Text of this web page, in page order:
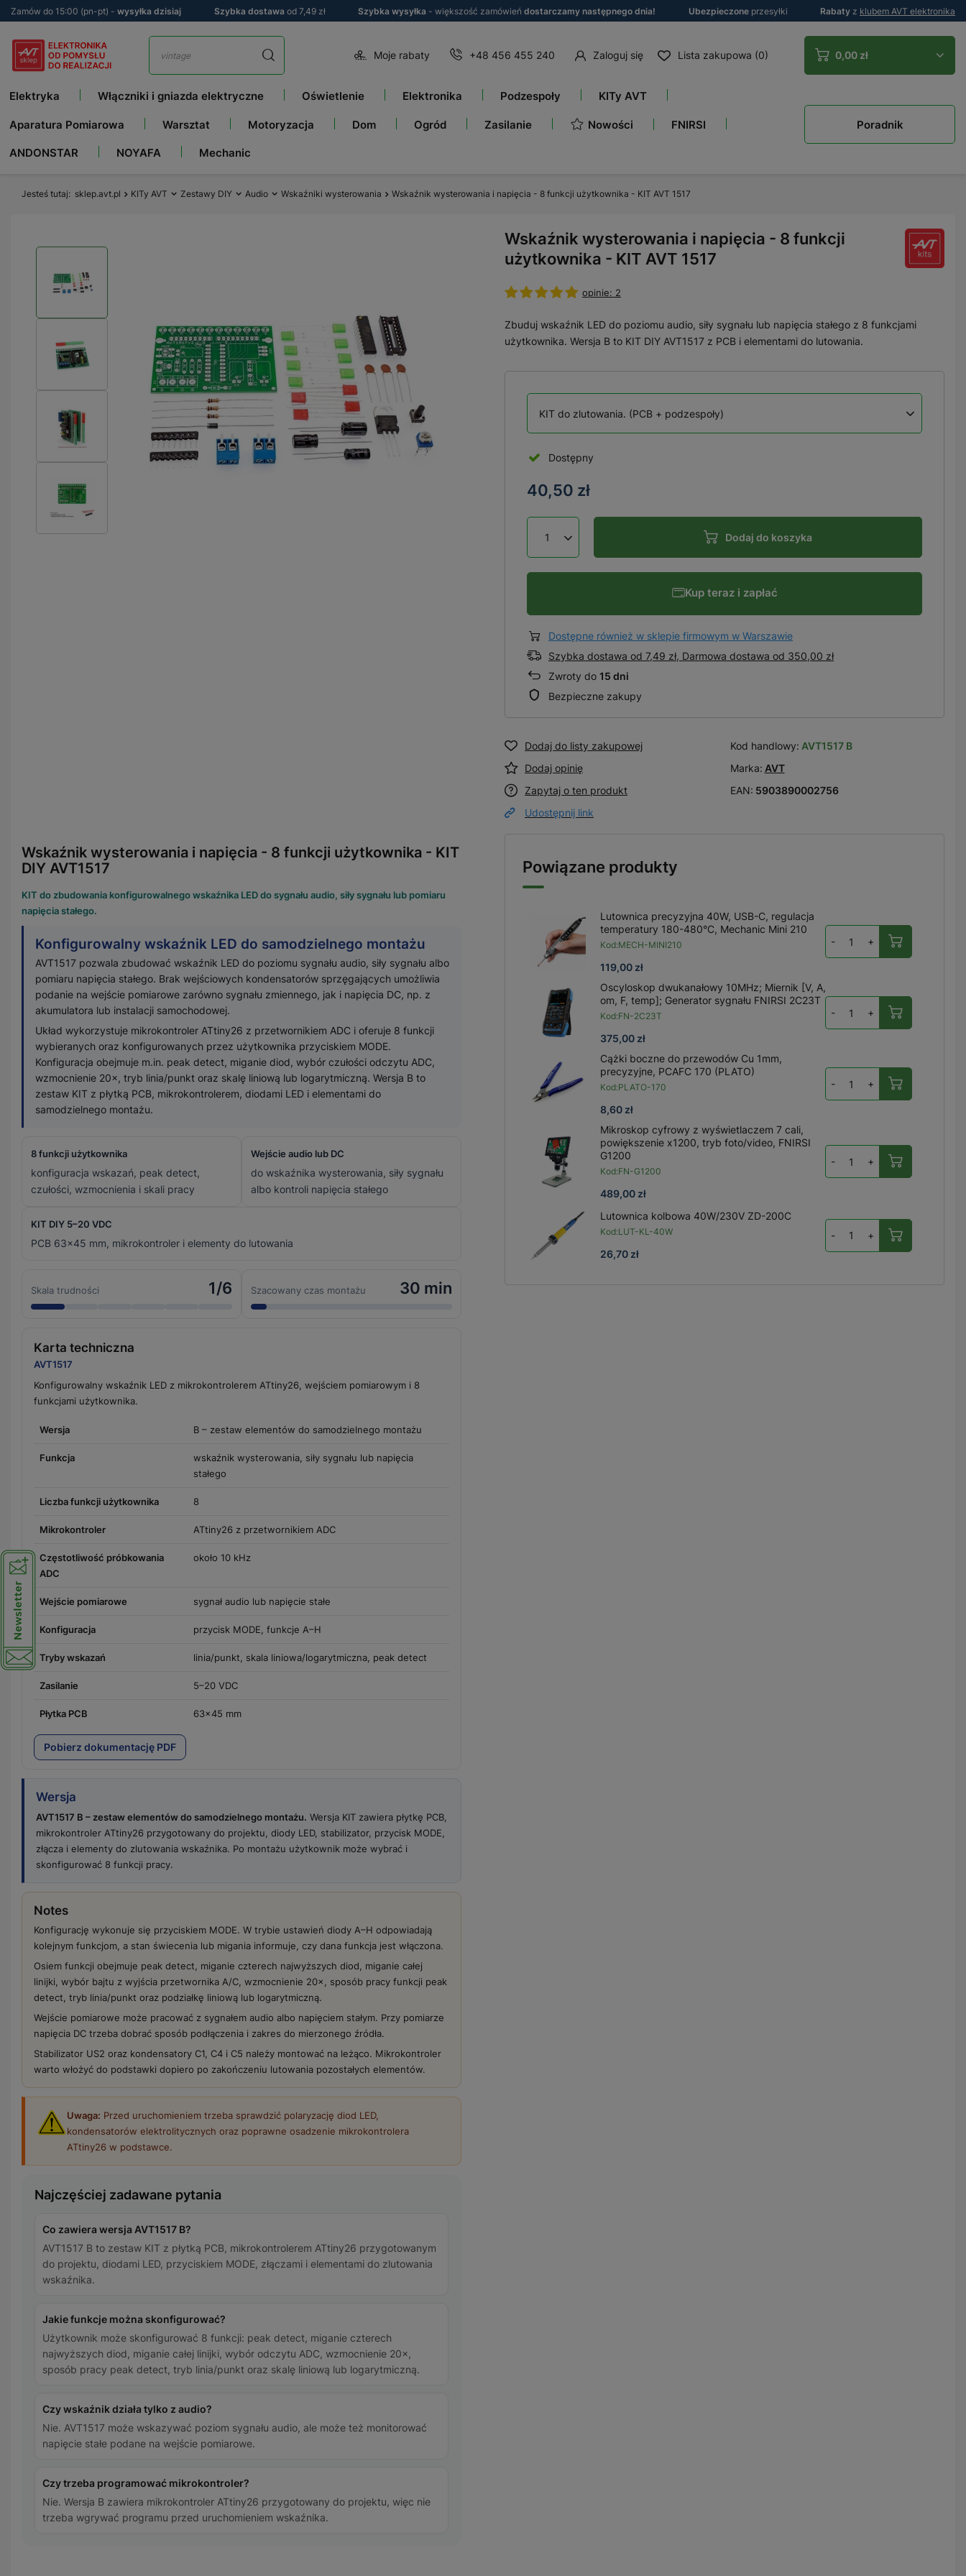
Zamów do 15:00 (pn-pt) - wysyłka dzisiaj Szybka dostawa od 7,49 zł Szybka wysyłka - większość zamówień dostarczamy następnego dnia! Ubezpieczone przesyłki Rabaty z klubem AVT elektronika
Moje rabaty +48 456 455 240 Zaloguj się Lista zakupowa (0) 0,00 zł
Elektryka Włączniki i gniazda elektryczne Oświetlenie Elektronika Podzespoły KITy AVT
Aparatura Pomiarowa Warsztat Motoryzacja Dom Ogród Zasilanie Nowości FNIRSI
ANDONSTAR NOYAFA Mechanic
Poradnik
Jesteś tutaj sklep.avt.pl KITy AVT Zestawy DIY Audio Wskaźniki wysterowania Wskaźnik wysterowania i napięcia - 8 funkcji użytkownika - KIT AVT 1517
Wskaźnik wysterowania i napięcia - 8 funkcji
użytkownika - KIT AVT 1517
opinie: 2
Zbuduj wskaźnik LED do poziomu audio, siły sygnału lub napięcia stałego z 8 funkcjami
użytkownika. Wersja B to KIT DIY AVT1517 z PCB i elementami do lutowania.
KIT do zlutowania. (PCB + podzespoły)
Dostępny
40,50 zł
Dodaj do koszyka
Kup teraz i zapłać
Dostępne również w sklepie firmowym w Warszawie
Szybka dostawa od 7,49 zł, Darmowa dostawa od 350,00 zł
Zwroty do 15 dni
Bezpieczne zakupy
Dodaj do listy zakupowej
Dodaj opinię
Zapytaj o ten produkt
Udostępnij link
Kod handlowy: AVT1517 B
Marka: AVT
EAN: 5903890002756
Wskaźnik wysterowania i napięcia - 8 funkcji użytkownika - KIT
DIY AVT1517
KIT do zbudowania konfigurowalnego wskaźnika LED do sygnału audio, siły sygnału lub pomiaru
napięcia stałego.
Konfigurowalny wskaźnik LED do samodzielnego montażu
AVT1517 pozwala zbudować wskaźnik LED do poziomu sygnału audio, siły sygnału albo
pomiaru napięcia stałego. Brak wejściowych kondensatorów sprzęgających umożliwia
podanie na wejście pomiarowe zarówno sygnału zmiennego, jak i napięcia DC, np. z
akumulatora lub instalacji samochodowej.
Układ wykorzystuje mikrokontroler ATtiny26 z przetwornikiem ADC i oferuje 8 funkcji
wybieranych oraz konfigurowanych przez użytkownika przyciskiem MODE.
Konfiguracja obejmuje m.in. peak detect, miganie diod, wybór czułości odczytu ADC,
wzmocnienie 20×, tryb linia/punkt oraz skalę liniową lub logarytmiczną. Wersja B to
zestaw KIT z płytką PCB, mikrokontrolerem, diodami LED i elementami do
samodzielnego montażu.
8 funkcji użytkownika
konfiguracja wskazań, peak detect,
czułości, wzmocnienia i skali pracy
Wejście audio lub DC
do wskaźnika wysterowania, siły sygnału
albo kontroli napięcia stałego
KIT DIY 5–20 VDC
PCB 63×45 mm, mikrokontroler i elementy do lutowania
Skala trudności 1/6 Szacowany czas montażu 30 min
Karta techniczna
AVT1517
Konfigurowalny wskaźnik LED z mikrokontrolerem ATtiny26, wejściem pomiarowym i 8
funkcjami użytkownika.
Wersja B – zestaw elementów do samodzielnego montażu
Funkcja
wskaźnik wysterowania, siły sygnału lub napięcia
stałego
Liczba funkcji użytkownika 8
Mikrokontroler ATtiny26 z przetwornikiem ADC
Częstotliwość próbkowania
ADC
około 10 kHz
Wejście pomiarowe sygnał audio lub napięcie stałe
Konfiguracja przycisk MODE, funkcje A–H
Tryby wskazań linia/punkt, skala liniowa/logarytmiczna, peak detect
Zasilanie 5–20 VDC
Płytka PCB 63×45 mm
Pobierz dokumentację PDF
Wersja
AVT1517 B – zestaw elementów do samodzielnego montażu. Wersja KIT zawiera płytkę PCB,
mikrokontroler ATtiny26 przygotowany do projektu, diody LED, stabilizator, przycisk MODE,
złącza i elementy do zlutowania wskaźnika. Po montażu użytkownik może wybrać i
skonfigurować 8 funkcji pracy.
Notes
Konfigurację wykonuje się przyciskiem MODE. W trybie ustawień diody A–H odpowiadają
kolejnym funkcjom, a stan świecenia lub migania informuje, czy dana funkcja jest włączona.
Osiem funkcji obejmuje peak detect, miganie czterech najwyższych diod, miganie całej
linijki, wybór bajtu z wyjścia przetwornika A/C, wzmocnienie 20×, sposób pracy funkcji peak
detect, tryb linia/punkt oraz podziałkę liniową lub logarytmiczną.
Wejście pomiarowe może pracować z sygnałem audio albo napięciem stałym. Przy pomiarze
napięcia DC trzeba dobrać sposób podłączenia i zakres do mierzonego źródła.
Stabilizator US2 oraz kondensatory C1, C4 i C5 należy montować na leżąco. Mikrokontroler
warto włożyć do podstawki dopiero po zakończeniu lutowania pozostałych elementów.
Uwaga: Przed uruchomieniem trzeba sprawdzić polaryzację diod LED,
kondensatorów elektrolitycznych oraz poprawne osadzenie mikrokontrolera
ATtiny26 w podstawce.
Najczęściej zadawane pytania
Co zawiera wersja AVT1517 B?
AVT1517 B to zestaw KIT z płytką PCB, mikrokontrolerem ATtiny26 przygotowanym
do projektu, diodami LED, przyciskiem MODE, złączami i elementami do zlutowania
wskaźnika.
Jakie funkcje można skonfigurować?
Użytkownik może skonfigurować 8 funkcji: peak detect, miganie czterech
najwyższych diod, miganie całej linijki, wybór odczytu ADC, wzmocnienie 20×,
sposób pracy peak detect, tryb linia/punkt oraz skalę liniową lub logarytmiczną.
Czy wskaźnik działa tylko z audio?
Nie. AVT1517 może wskazywać poziom sygnału audio, ale może też monitorować
napięcie stałe podane na wejście pomiarowe.
Czy trzeba programować mikrokontroler?
Nie. Wersja B zawiera mikrokontroler ATtiny26 przygotowany do projektu, więc nie
trzeba wgrywać programu przed uruchomieniem wskaźnika.
Powiązane produkty
Lutownica precyzyjna 40W, USB-C, regulacja
temperatury 180-480°C, Mechanic Mini 210
Kod:MECH-MINI210
119,00 zł
- +
Oscyloskop dwukanałowy 10MHz; Miernik [V, A,
om, F, temp]; Generator sygnału FNIRSI 2C23T
Kod:FN-2C23T
375,00 zł
- +
Cążki boczne do przewodów Cu 1mm,
precyzyjne, PCAFC 170 (PLATO)
Kod:PLATO-170
8,60 zł
- +
Mikroskop cyfrowy z wyświetlaczem 7 cali,
powiększenie x1200, tryb foto/video, FNIRSI
G1200
Kod:FN-G1200
489,00 zł
- +
Lutownica kolbowa 40W/230V ZD-200C
Kod:LUT-KL-40W
26,70 zł
- +